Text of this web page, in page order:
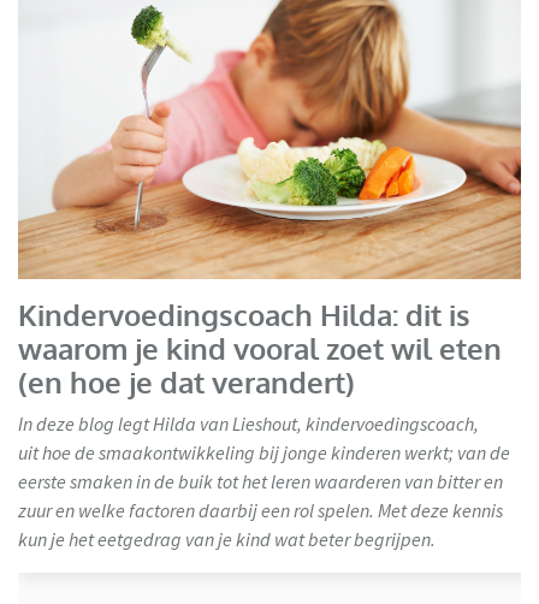
Kindervoedingscoach Hilda: dit is
waarom je kind vooral zoet wil eten
(en hoe je dat verandert)
In deze blog legt Hilda van Lieshout, kindervoedingscoach,
uit hoe de smaakontwikkeling bij jonge kinderen werkt; van de
eerste smaken in de buik tot het leren waarderen van bitter en
zuur en welke factoren daarbij een rol spelen. Met deze kennis
kun je het eetgedrag van je kind wat beter begrijpen.